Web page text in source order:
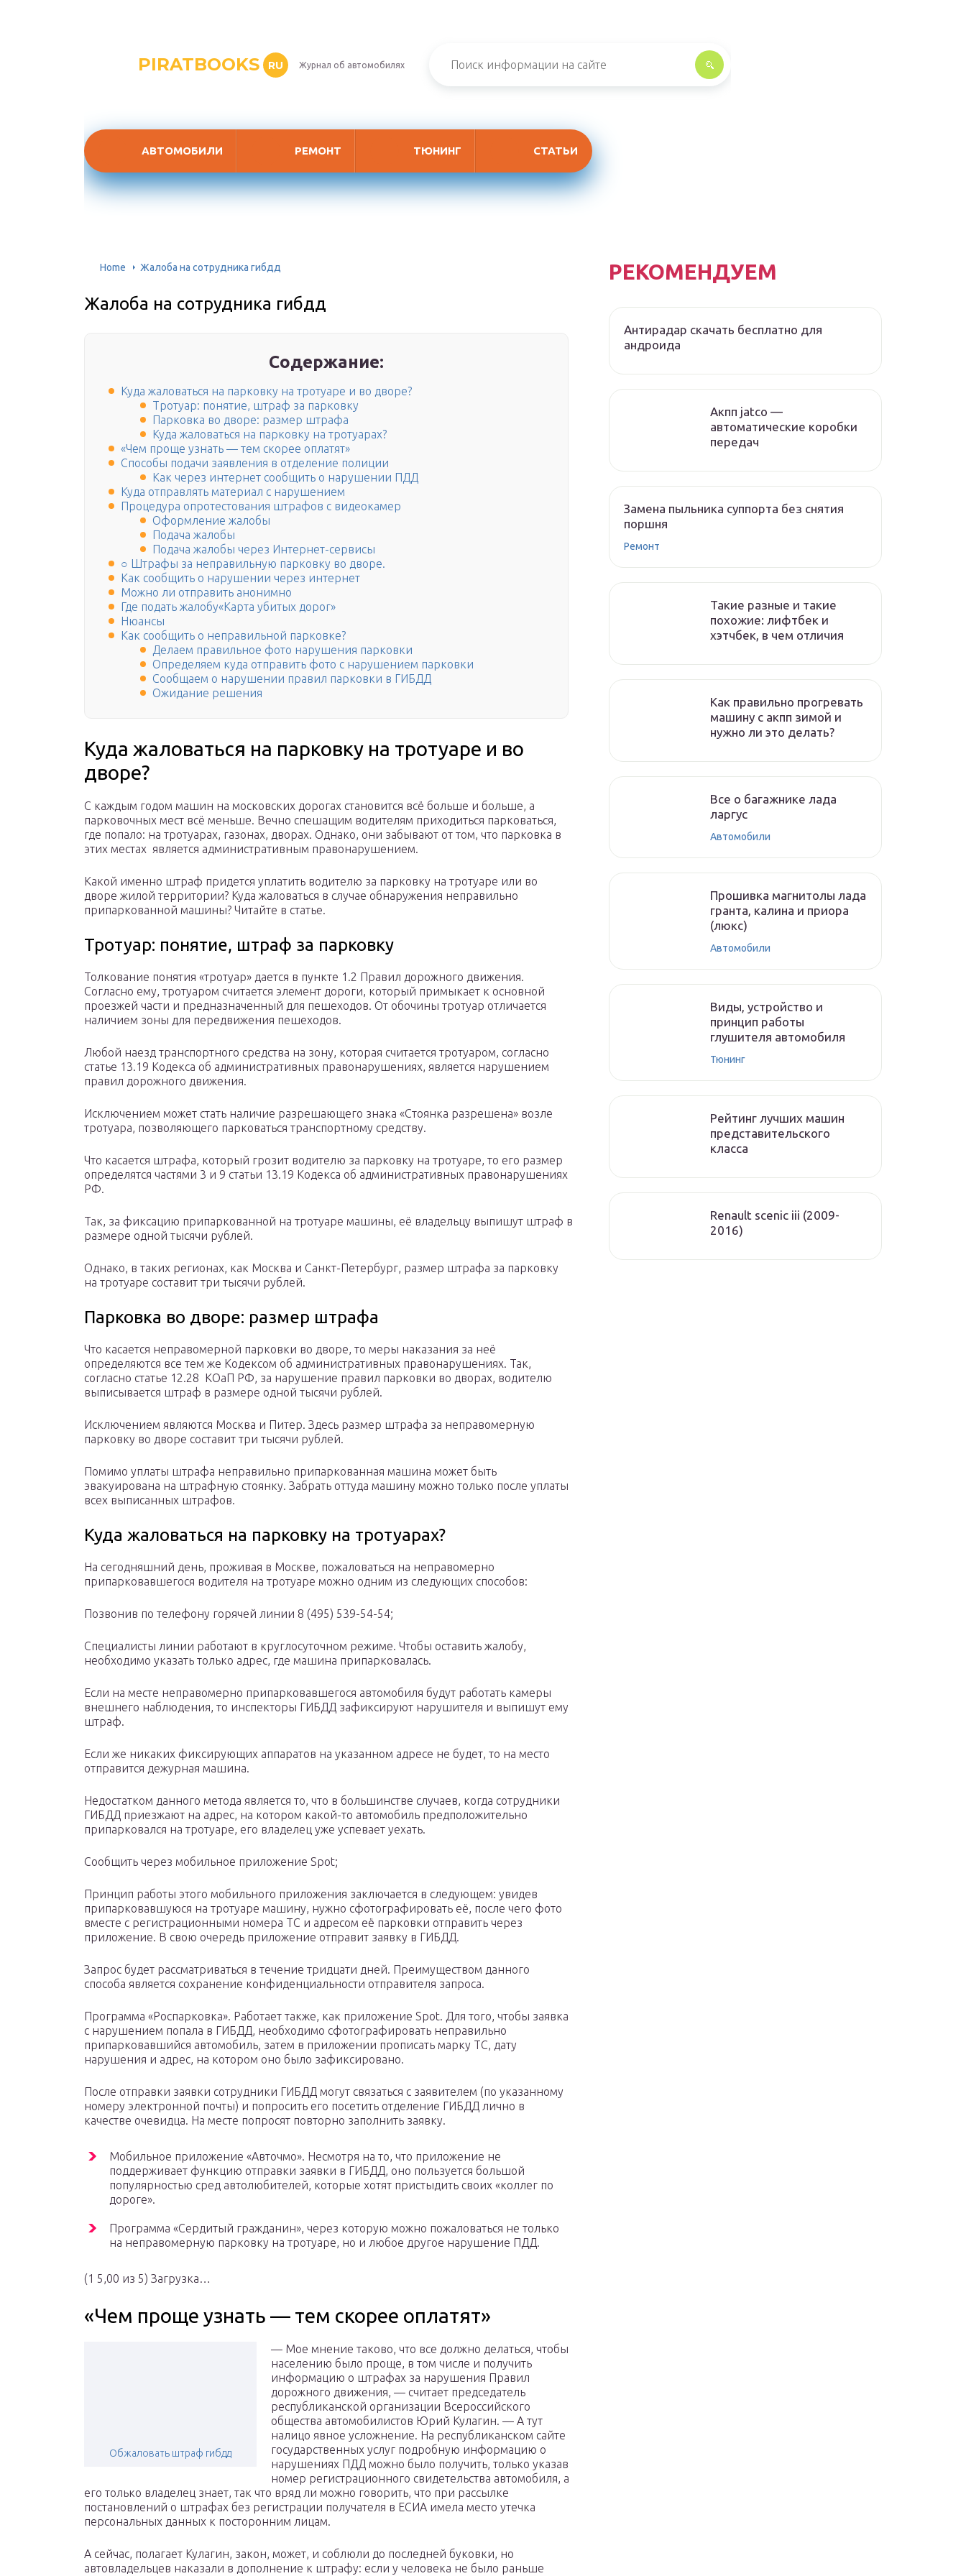
PIRATBOOKS RU Журнал об автомобилях
АВТОМОБИЛИ РЕМОНТ ТЮНИНГ СТАТЬИ
Home Жалоба на сотрудника гибдд
Жалоба на сотрудника гибдд
Содержание:
Куда жаловаться на парковку на тротуаре и во дворе?
Тротуар: понятие, штраф за парковку
Парковка во дворе: размер штрафа
Куда жаловаться на парковку на тротуарах?
«Чем проще узнать — тем скорее оплатят»
Способы подачи заявления в отделение полиции
Как через интернет сообщить о нарушении ПДД
Куда отправлять материал с нарушением
Процедура опротестования штрафов с видеокамер
Оформление жалобы
Подача жалобы
Подача жалобы через Интернет-сервисы
○ Штрафы за неправильную парковку во дворе.
Как сообщить о нарушении через интернет
Можно ли отправить анонимно
Где подать жалобу«Карта убитых дорог»
Нюансы
Как сообщить о неправильной парковке?
Делаем правильное фото нарушения парковки
Определяем куда отправить фото с нарушением парковки
Сообщаем о нарушении правил парковки в ГИБДД
Ожидание решения
Куда жаловаться на парковку на тротуаре и во
дворе?
С каждым годом машин на московских дорогах становится всё больше и больше, а
парковочных мест всё меньше. Вечно спешащим водителям приходиться парковаться,
где попало: на тротуарах, газонах, дворах. Однако, они забывают от том, что парковка в
этих местах является административным правонарушением.
Какой именно штраф придется уплатить водителю за парковку на тротуаре или во
дворе жилой территории? Куда жаловаться в случае обнаружения неправильно
припаркованной машины? Читайте в статье.
Тротуар: понятие, штраф за парковку
Толкование понятия «тротуар» дается в пункте 1.2 Правил дорожного движения.
Согласно ему, тротуаром считается элемент дороги, который примыкает к основной
проезжей части и предназначенный для пешеходов. От обочины тротуар отличается
наличием зоны для передвижения пешеходов.
Любой наезд транспортного средства на зону, которая считается тротуаром, согласно
статье 13.19 Кодекса об административных правонарушениях, является нарушением
правил дорожного движения.
Исключением может стать наличие разрешающего знака «Стоянка разрешена» возле
тротуара, позволяющего парковаться транспортному средству.
Что касается штрафа, который грозит водителю за парковку на тротуаре, то его размер
определятся частями 3 и 9 статьи 13.19 Кодекса об административных правонарушениях
РФ.
Так, за фиксацию припаркованной на тротуаре машины, её владельцу выпишут штраф в
размере одной тысячи рублей.
Однако, в таких регионах, как Москва и Санкт-Петербург, размер штрафа за парковку
на тротуаре составит три тысячи рублей.
Парковка во дворе: размер штрафа
Что касается неправомерной парковки во дворе, то меры наказания за неё
определяются все тем же Кодексом об административных правонарушениях. Так,
согласно статье 12.28 КОаП РФ, за нарушение правил парковки во дворах, водителю
выписывается штраф в размере одной тысячи рублей.
Исключением являются Москва и Питер. Здесь размер штрафа за неправомерную
парковку во дворе составит три тысячи рублей.
Помимо уплаты штрафа неправильно припаркованная машина может быть
эвакуирована на штрафную стоянку. Забрать оттуда машину можно только после уплаты
всех выписанных штрафов.
Куда жаловаться на парковку на тротуарах?
На сегодняшний день, проживая в Москве, пожаловаться на неправомерно
припарковавшегося водителя на тротуаре можно одним из следующих способов:
Позвонив по телефону горячей линии 8 (495) 539-54-54;
Специалисты линии работают в круглосуточном режиме. Чтобы оставить жалобу,
необходимо указать только адрес, где машина припарковалась.
Если на месте неправомерно припарковавшегося автомобиля будут работать камеры
внешнего наблюдения, то инспекторы ГИБДД зафиксируют нарушителя и выпишут ему
штраф.
Если же никаких фиксирующих аппаратов на указанном адресе не будет, то на место
отправится дежурная машина.
Недостатком данного метода является то, что в большинстве случаев, когда сотрудники
ГИБДД приезжают на адрес, на котором какой-то автомобиль предположительно
припарковался на тротуаре, его владелец уже успевает уехать.
Сообщить через мобильное приложение Spot;
Принцип работы этого мобильного приложения заключается в следующем: увидев
припарковавшуюся на тротуаре машину, нужно сфотографировать её, после чего фото
вместе с регистрационными номера ТС и адресом её парковки отправить через
приложение. В свою очередь приложение отправит заявку в ГИБДД.
Запрос будет рассматриваться в течение тридцати дней. Преимуществом данного
способа является сохранение конфиденциальности отправителя запроса.
Программа «Роспарковка». Работает также, как приложение Spot. Для того, чтобы заявка
с нарушением попала в ГИБДД, необходимо сфотографировать неправильно
припарковавшийся автомобиль, затем в приложении прописать марку ТС, дату
нарушения и адрес, на котором оно было зафиксировано.
После отправки заявки сотрудники ГИБДД могут связаться с заявителем (по указанному
номеру электронной почты) и попросить его посетить отделение ГИБДД лично в
качестве очевидца. На месте попросят повторно заполнить заявку.
Мобильное приложение «Авточмо». Несмотря на то, что приложение не
поддерживает функцию отправки заявки в ГИБДД, оно пользуется большой
популярностью сред автолюбителей, которые хотят пристыдить своих «коллег по
дороге».
Программа «Сердитый гражданин», через которую можно пожаловаться не только
на неправомерную парковку на тротуаре, но и любое другое нарушение ПДД.
(1 5,00 из 5) Загрузка…
«Чем проще узнать — тем скорее оплатят»
Обжаловать штраф гибдд
— Мое мнение таково, что все должно делаться, чтобы
населению было проще, в том числе и получить
информацию о штрафах за нарушения Правил
дорожного движения, — считает председатель
республиканской организации Всероссийского
общества автомобилистов Юрий Кулагин. — А тут
налицо явное усложнение. На республиканском сайте
государственных услуг подробную информацию о
нарушениях ПДД можно было получить, только указав
номер регистрационного свидетельства автомобиля, а
его только владелец знает, так что вряд ли можно говорить, что при рассылке
постановлений о штрафах без регистрации получателя в ЕСИА имела место утечка
персональных данных к посторонним лицам.
А сейчас, полагает Кулагин, закон, может, и соблюли до последней буковки, но
автовладельцев наказали в дополнение к штрафу: если у человека не было раньше
РЕКОМЕНДУЕМ
Антирадар скачать бесплатно для
андроида
Акпп jatco —
автоматические коробки
передач
Замена пыльника суппорта без снятия
поршня
Ремонт
Такие разные и такие
похожие: лифтбек и
хэтчбек, в чем отличия
Как правильно прогревать
машину с акпп зимой и
нужно ли это делать?
Все о багажнике лада
ларгус
Автомобили
Прошивка магнитолы лада
гранта, калина и приора
(люкс)
Автомобили
Виды, устройство и
принцип работы
глушителя автомобиля
Тюнинг
Рейтинг лучших машин
представительского
класса
Renault scenic iii (2009-
2016)